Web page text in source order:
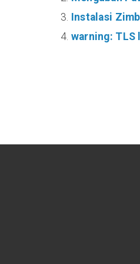
Instalasi
warning: TLS